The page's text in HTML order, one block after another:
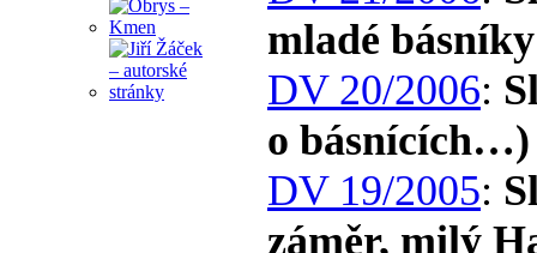
mladé
DV 20/2006:
o básnících…)
DV 19/2005:
záměr, milý